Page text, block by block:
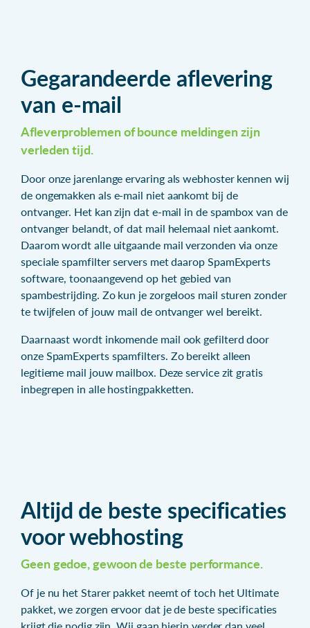
Gegarandeerde aflevering
van e-mail
Afleverproblemen of bounce meldingen zijn
verleden tijd.
Door onze jarenlange ervaring als webhoster kennen wij
de ongemakken als e-mail niet aankomt bij de
ontvanger. Het kan zijn dat e-mail in de spambox van de
ontvanger belandt, of dat mail helemaal niet aankomt.
Daarom wordt alle uitgaande mail verzonden via onze
speciale spamfilter servers met daarop SpamExperts
software, toonaangevend op het gebied van
spambestrijding. Zo kun je zorgeloos mail sturen zonder
te twijfelen of jouw mail de ontvanger wel bereikt.
Daarnaast wordt inkomende mail ook gefilterd door
onze SpamExperts spamfilters. Zo bereikt alleen
legitieme mail jouw mailbox. Deze service zit gratis
inbegrepen in alle hostingpakketten.
Altijd de beste specificaties
voor webhosting
Geen gedoe, gewoon de beste performance.
Of je nu het Starer pakket neemt of toch het Ultimate
pakket, we zorgen ervoor dat je de beste specificaties